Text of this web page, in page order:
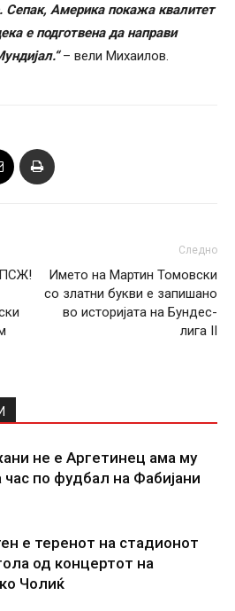
Сепак, Америка покажа квалитет
е подготвена да направи
– вели Михаилов.
ПСЖ!
Следно
Името на Мартин Томовски
со златни букви е запишано
во историјата на Бундес-
лига II
не е Аргетинец ама му
по фудбал на Фабијани
е теренот на стадионот
од концертот на
Чолиќ